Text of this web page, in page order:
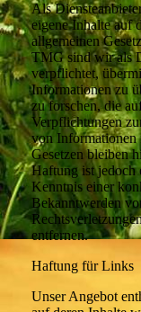
Als
eigene Inhalte auf
allgemeinen
TMG sind wir als
verpflichtet,
Informationen zu
zu forschen, die
Verpflichtungen
von Informationen
Gesetzen bleiben
Haftung ist jedoch
Kenntnis einer
Bekanntwerden
entfernen.
Haftung für Links
Unser Angebot